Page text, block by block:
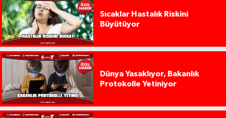
Sıcaklar Hastalık Riskini
Büyütüyor
Dünya Yasaklıyor, Bakanlık
Protokolle Yetiniyor